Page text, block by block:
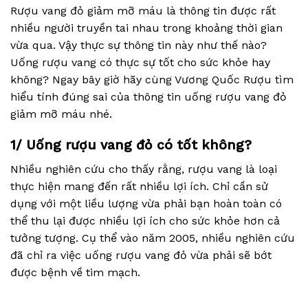
Rượu vang đỏ giảm mỡ máu là thông tin được rất
nhiều người truyền tai nhau trong khoảng thời gian
vừa qua. Vậy thực sự thông tin này như thế nào?
Uống rượu vang có thực sự tốt cho sức khỏe hay
không? Ngay bây giờ hãy cùng Vương Quốc Rượu tìm
hiểu tính đúng sai của thông tin uống rượu vang đỏ
giảm mỡ máu nhé.
1/ Uống rượu vang đỏ có tốt không?
Nhiều nghiên cứu cho thấy rằng, rượu vang là loại
thực hiện mang đến rất nhiều lợi ích. Chỉ cần sử
dụng với một liều lượng vừa phải bạn hoàn toàn có
thể thu lại được nhiều lợi ích cho sức khỏe hơn cả
tưởng tượng. Cụ thể vào năm 2005, nhiều nghiên cứu
đã chỉ ra việc uống rượu vang đỏ vừa phải sẽ bớt
được bệnh về tim mạch.